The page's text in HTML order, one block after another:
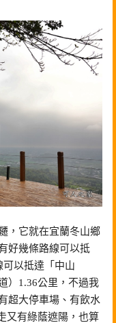
，它就在宜蘭冬山鄉
好幾條路線可以抵
以抵達「中山
）1.36公里，不過我
超大停車場、有飲水
又有綠蔭遮陽，也算